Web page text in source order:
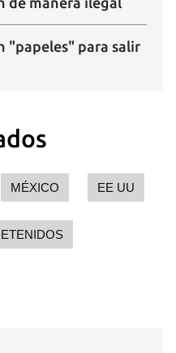
14ymedio.
CANCELAR
"papeles" para salir
MÉXICO EE UU